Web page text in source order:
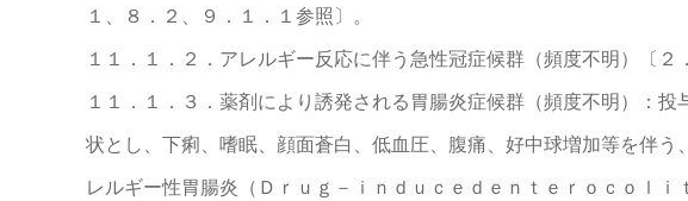
１、８．２、９．１．１参照〕。
１１．１．２．アレルギー反応に伴う急性冠症候群（頻度不明）〔２
１１．１．３．薬剤により誘発される胃腸炎症候群（頻度不明）：
状とし、下痢、嗜眠、顔面蒼白、低血圧、腹痛、好中球増加等を伴
レルギー性胃腸炎（Ｄｒｕｇ－ｉｎｄｕｃｅｄｅｎｔｅｒｏｃｏｌ